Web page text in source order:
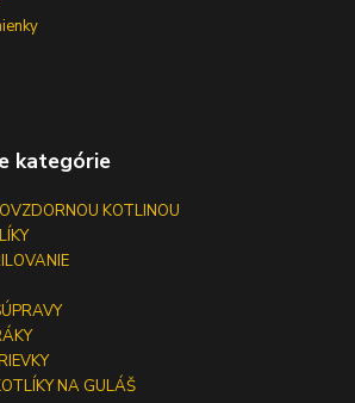
kategórie
KOTLINOU
NA GULÁŠ